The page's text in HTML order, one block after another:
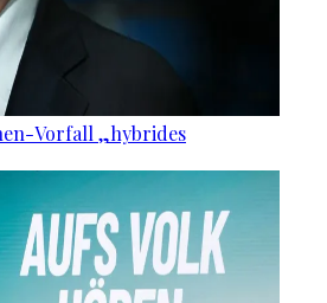
Vorfall „hybrides